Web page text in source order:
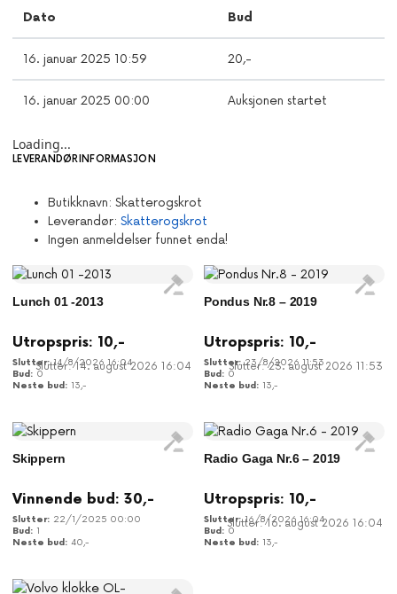
Dato Bud
16. januar 2025 10:59 20,-
16. januar 2025 00:00 Auksjonen startet
Loading...
LEVERANDØRINFORMASJON
Butikknavn: Skatterogskrot
Leverandør: Skatterogskrot
Ingen anmeldelser funnet enda!
Slutter: 14. august 2026 16:04
Lunch 01 -2013
Utropspris: 10,-
14/8/2026 16:04
0
13,-
Slutter: 23. august 2026 11:53
Pondus Nr.8 – 2019
Utropspris: 10,-
23/8/2026 11:53
0
13,-
Skippern
Vinnende bud: 30,-
22/1/2025 00:00
1
40,-
Slutter: 16. august 2026 16:04
Radio Gaga Nr.6 – 2019
Utropspris: 10,-
16/8/2026 16:04
0
13,-